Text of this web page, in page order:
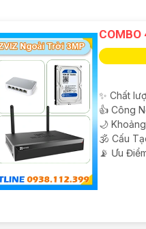
tin trên sẽ giúp bạn
hỏi để được tư vấn chi
COMBO
✨ Chất
👍 Công
🌙
🕉️ Cấu
️📡 Ưu